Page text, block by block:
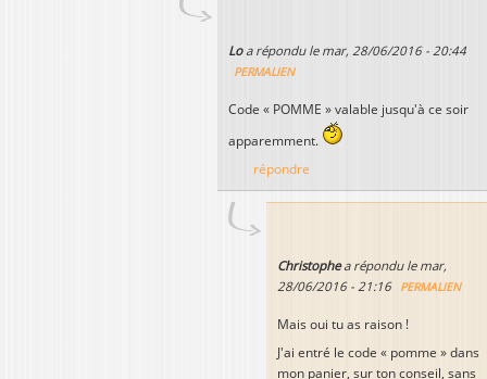
Loa répondu le mar, 28/06/2016 - 20:44
PERMALIEN
Code « POMME » valable jusqu'à ce soir
apparemment.
répondre
Christophea répondu le mar,
28/06/2016 - 21:16
PERMALIEN
Mais oui tu as raison !
J'ai entré le code « pomme » dans
mon panier, sur ton conseil, sans